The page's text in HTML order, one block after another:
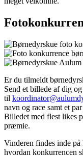
Er du tilmeldt
Send et billede af dig
til
navn og race samt et
Billedet med flest likes
præmie.
Vinderen findes inde på
hvordan konkurrencen